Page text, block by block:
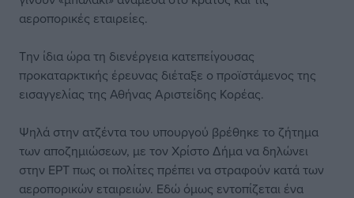
αεροπορικές εταιρείες.
Την ίδια ώρα τη διενέργεια κατεπείγουσας
προκαταρκτικής έρευνας διέταξε ο προϊστάμενος της
εισαγγελίας της Αθήνας Αριστείδης Κορέας.
Ψηλά στην ατζέντα του υπουργού βρέθηκε το ζήτημα
των αποζημιώσεων, με τον Χρίστο Δήμα να δηλώνει
στην ΕΡΤ πως οι πολίτες πρέπει να στραφούν κατά των
αεροπορικών εταιρειών. Εδώ όμως εντοπίζεται ένα